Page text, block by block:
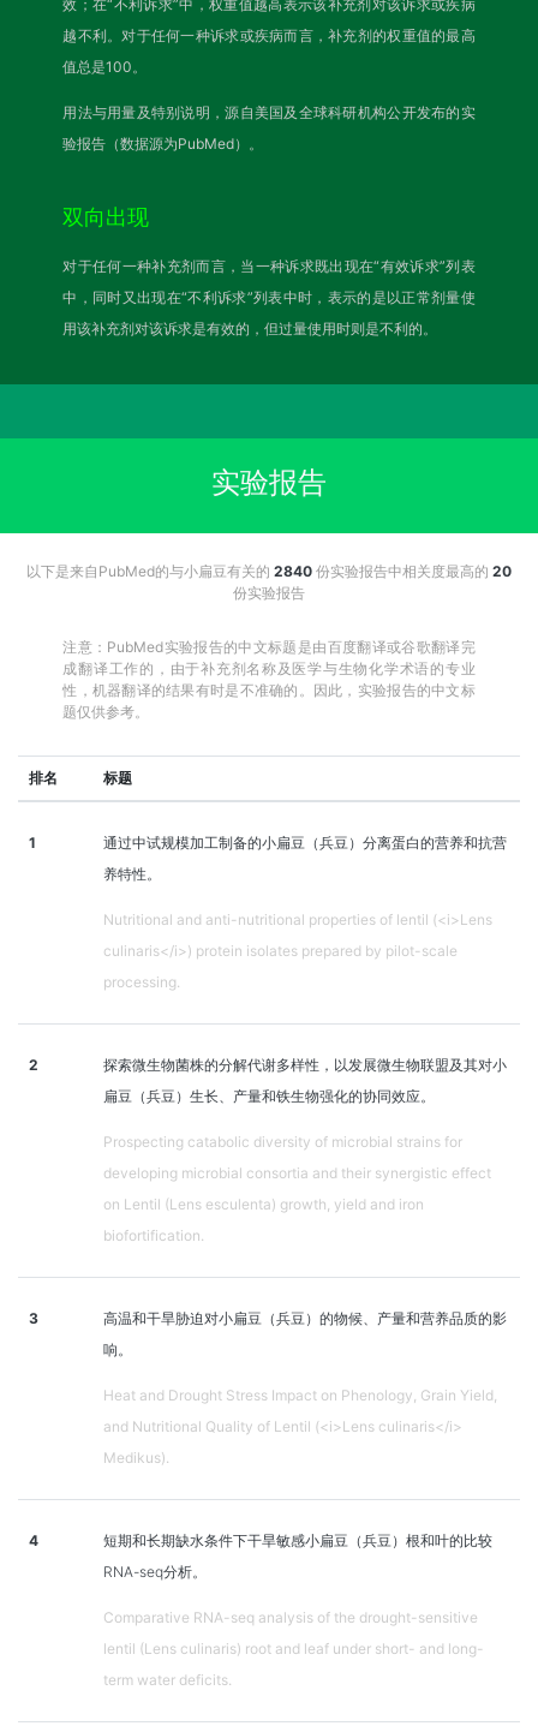
效；在“不利诉求”中，权重值越高表示该补充剂对该诉求或疾病
越不利。对于任何一种诉求或疾病而言，补充剂的权重值的最高
值总是100。
用法与用量及特别说明，源自美国及全球科研机构公开发布的实
验报告（数据源为PubMed）。
双向出现
对于任何一种补充剂而言，当一种诉求既出现在“有效诉求”列表
中，同时又出现在“不利诉求”列表中时，表示的是以正常剂量使
用该补充剂对该诉求是有效的，但过量使用时则是不利的。
实验报告
以下是来自PubMed的与小扁豆有关的 2840 份实验报告中相关度最高的 20
份实验报告
注意：PubMed实验报告的中文标题是由百度翻译或谷歌翻译完
成翻译工作的，由于补充剂名称及医学与生物化学术语的专业
性，机器翻译的结果有时是不准确的。因此，实验报告的中文标
题仅供参考。
排名 标题
1
通过中试规模加工制备的小扁豆（兵豆）分离蛋白的营养和抗营
养特性。
Nutritional and anti-nutritional properties of lentil (<i>Lens
culinaris</i>) protein isolates prepared by pilot-scale
processing.
2
探索微生物菌株的分解代谢多样性，以发展微生物联盟及其对小
扁豆（兵豆）生长、产量和铁生物强化的协同效应。
Prospecting catabolic diversity of microbial strains for
developing microbial consortia and their synergistic effect
on Lentil (Lens esculenta) growth, yield and iron
biofortification.
3
高温和干旱胁迫对小扁豆（兵豆）的物候、产量和营养品质的影
响。
Heat and Drought Stress Impact on Phenology, Grain Yield,
and Nutritional Quality of Lentil (<i>Lens culinaris</i>
Medikus).
4
短期和长期缺水条件下干旱敏感小扁豆（兵豆）根和叶的比较
RNA-seq分析。
Comparative RNA-seq analysis of the drought-sensitive
lentil (Lens culinaris) root and leaf under short- and long-
term water deficits.